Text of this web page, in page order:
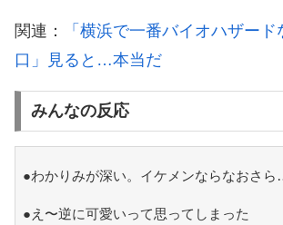
関連：
「横浜で一番バイオハザード
口」見ると…本当だ
みんなの反応
●わかりみが深い。イケメンならなおさ
●え〜逆に可愛いって思ってしまった